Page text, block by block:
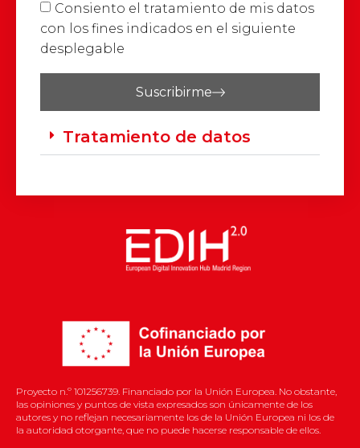
Consiento el tratamiento de mis datos
con los fines indicados en el siguiente
desplegable
Suscribirme
Tratamiento de datos
Proyecto n.º 101256739. Financiado por la Unión Europea. No obstante,
las opiniones y puntos de vista expresados son únicamente de los
autores y no reflejan necesariamente los de la Unión Europea ni los de
la autoridad otorgante, que no puede hacerse responsable de ellos.